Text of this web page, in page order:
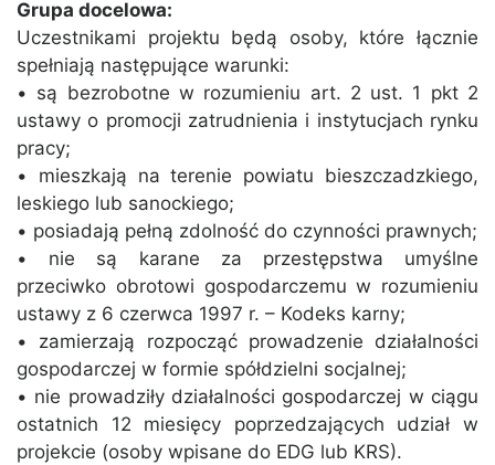
Grupa docelowa:
Uczestnikami projektu będą osoby, które łącznie
spełniają następujące warunki:
• są bezrobotne w rozumieniu art. 2 ust. 1 pkt 2
ustawy o promocji zatrudnienia i instytucjach rynku
pracy;
• mieszkają na terenie powiatu bieszczadzkiego,
leskiego lub sanockiego;
• posiadają pełną zdolność do czynności prawnych;
• nie są karane za przestępstwa umyślne
przeciwko obrotowi gospodarczemu w rozumieniu
ustawy z 6 czerwca 1997 r. – Kodeks karny;
• zamierzają rozpocząć prowadzenie działalności
gospodarczej w formie spółdzielni socjalnej;
• nie prowadziły działalności gospodarczej w ciągu
ostatnich 12 miesięcy poprzedzających udział w
projekcie (osoby wpisane do EDG lub KRS).